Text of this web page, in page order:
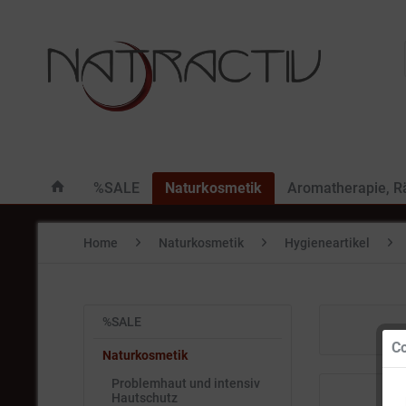
%SALE Naturkosmetik Aromatherapie,
Home Naturkosmetik Hygieneartikel
%SALE
Naturkosmetik
Problemhaut und intensiv
Hautschutz